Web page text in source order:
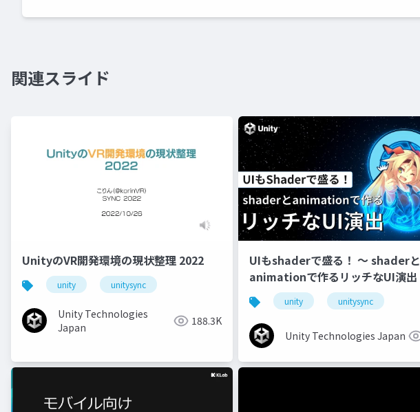
関連スライド
UnityのVR開発環境の現状整理 2022
unity unitysync
Unity Technologies
Japan
188.3K
UIもshaderで盛る！ 〜 shaderと
animationで作るリッチなUI演出
unity unitysync
Unity Technologies Japan